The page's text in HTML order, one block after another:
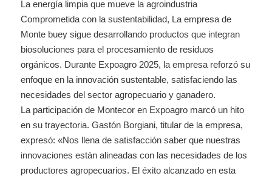
La energía limpia que mueve la agroindustria
Comprometida con la sustentabilidad, La empresa de
Monte buey sigue desarrollando productos que integran
biosoluciones para el procesamiento de residuos
orgánicos. Durante Expoagro 2025, la empresa reforzó su
enfoque en la innovación sustentable, satisfaciendo las
necesidades del sector agropecuario y ganadero.
La participación de Montecor en Expoagro marcó un hito
en su trayectoria. Gastón Borgiani, titular de la empresa,
expresó: «Nos llena de satisfacción saber que nuestras
innovaciones están alineadas con las necesidades de los
productores agropecuarios. El éxito alcanzado en esta